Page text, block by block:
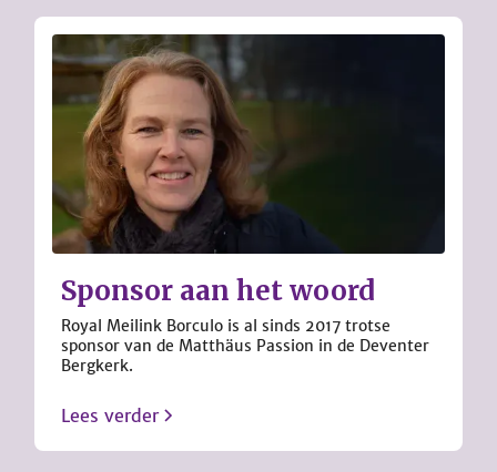
Sponsor aan het woord
Royal Meilink Borculo is al sinds 2017 trotse
sponsor van de Matthäus Passion in de Deventer
Bergkerk.
Lees verder